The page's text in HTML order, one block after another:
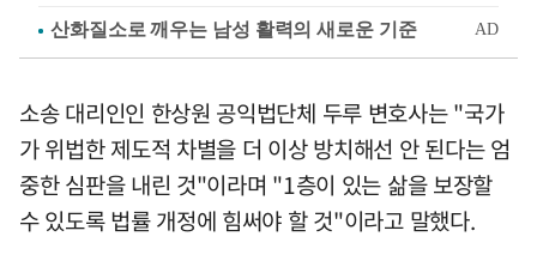
소송 대리인인 한상원 공익법단체 두루 변호사는 "국가
가 위법한 제도적 차별을 더 이상 방치해선 안 된다는 엄
중한 심판을 내린 것"이라며 "1층이 있는 삶을 보장할
수 있도록 법률 개정에 힘써야 할 것"이라고 말했다.